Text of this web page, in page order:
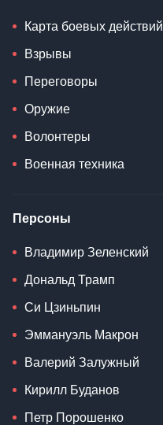
Карта боевых действий
Взрывы
Переговоры
Оружие
Волонтеры
Военная техника
Персоны
Владимир Зеленский
Дональд Трамп
Си Цзиньпин
Эммануэль Макрон
Валерий Залужный
Кирилл Буданов
Петр Порошенко